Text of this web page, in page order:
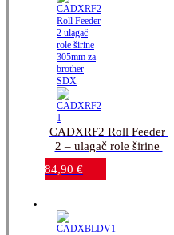
CADXRF2 Roll Feeder
2 – ulagač role širine
305mm_za brother
84,90 €